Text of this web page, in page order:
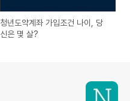
청년도약계좌 가입조건 나이, 당
신은 몇 살?